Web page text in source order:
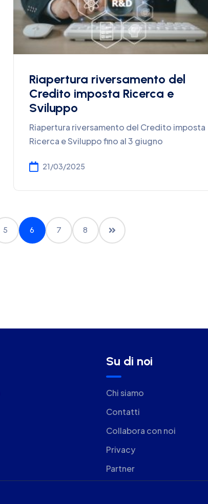
Riapertura riversamento del
Credito imposta Ricerca e
Sviluppo
Riapertura riversamento del Credito imposta
Ricerca e Sviluppo fino al 3 giugno
21/03/2025
5 6 7 8
Su di noi
Chi siamo
Contatti
Collabora con noi
Privacy
Partner